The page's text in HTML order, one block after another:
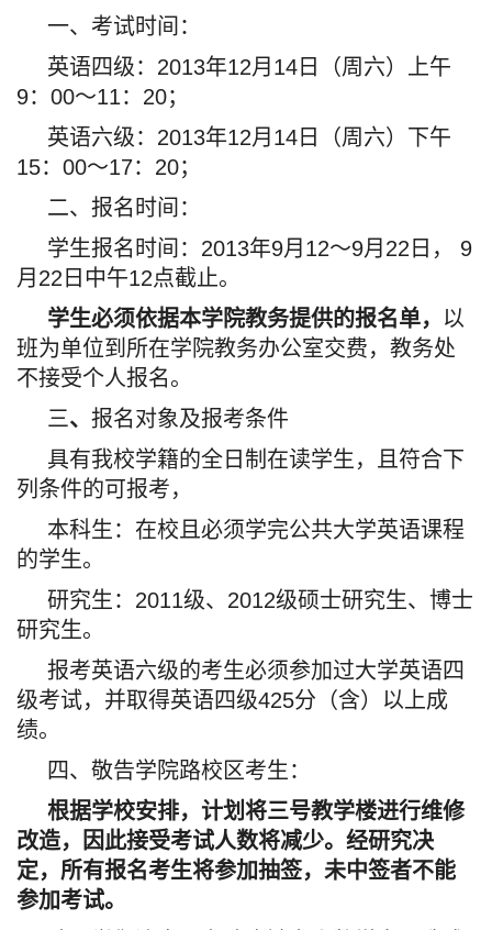
一、考试时间：
英语四级：2013年12月14日（周六）上午
9：00～11：20；
英语六级：2013年12月14日（周六）下午
15：00～17：20；
二、报名时间：
学生报名时间：2013年9月12～9月22日， 9
月22日中午12点截止。
学生必须依据本学院教务提供的报名单， 以
班为单位到所在学院教务办公室交费，教务处
不接受个人报名。
三、 报名对象及报考条件
具有我校学籍的全日制在读学生，且符合下
列条件的可报考，
本科生：在校且必须学完公共大学英语课程
的学生。
研究生：2011级、2012级硕士研究生、博士
研究生。
报考英语六级的考生必须参加过大学英语四
级考试，并取得英语四级425分（含）以上成
绩。
四、敬告学院路校区考生：
根据学校安排，计划将三号教学楼进行维修
改造，因此接受考试人数将减少。经研究决
定，所有报名考生将参加抽签，未中签者不能
参加考试。